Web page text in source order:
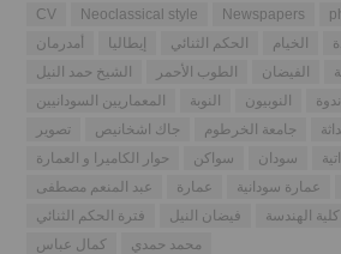
CV Neoclassical style Newspapers
أمدرمان
إيطاليا الحكم الثنائي الخيام
الشيخ حمد النيل
الطوب الأحمر الفيضان
المعماريين السودانيين
النوبة النوبيون
تصوير
جاك اشخانيص جامعة الخرطوم
حوار الكاميرا و العمارة
سواكن سودان
عبد المنعم مصطفى
عمارة عمارة سودانية
فترة الحكم الثنائي
فيضان النيل كلية الهندسة
كمال عباس
محمد حمدي